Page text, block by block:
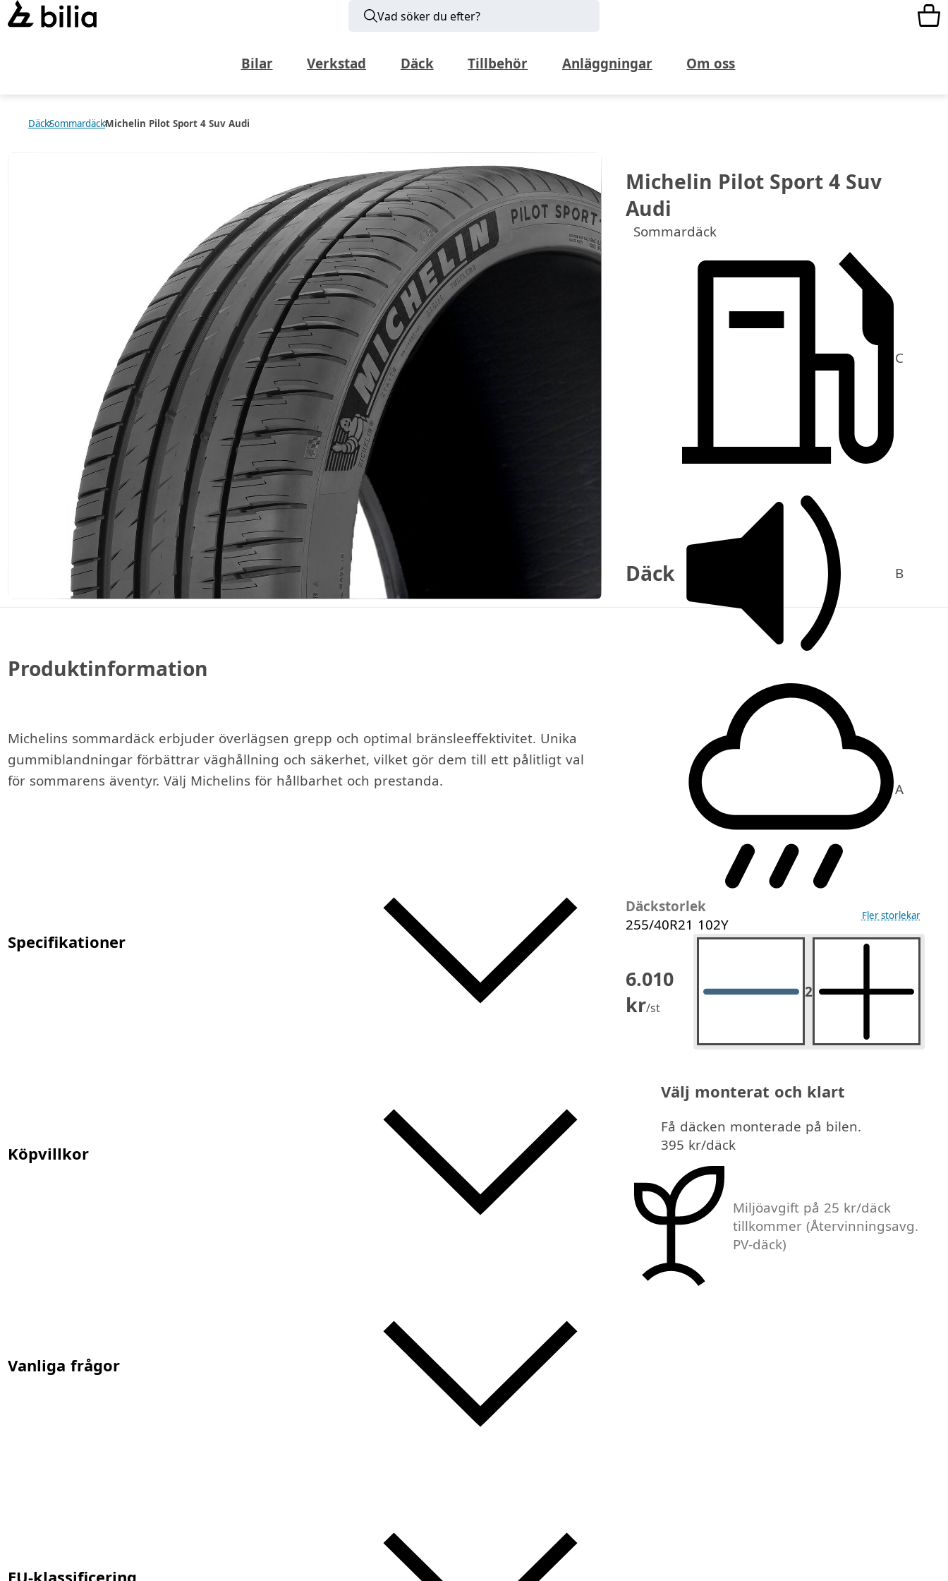
Vad söker du efter?
Bilar Verkstad Däck Tillbehör Anläggningar Om oss
DäckSommardäckMichelin Pilot Sport 4 Suv Audi
Michelin Pilot Sport 4 Suv
Audi
Sommardäck
Däck
C
B
A
Däckstorlek
255/40R21 102Y
Fler storlekar
6.010
kr/st
2 2st.
Välj monterat och klart
Få däcken monterade på bilen.
395 kr/däck
Miljöavgift på 25 kr/däck
tillkommer(Återvinningsavg.
PV-däck)
Produktinformation
Michelins sommardäck erbjuder överlägsen grepp och optimal bränsleeffektivitet. Unika
gummiblandningar förbättrar väghållning och säkerhet, vilket gör dem till ett pålitligt val
för sommarens äventyr. Välj Michelins för hållbarhet och prestanda.
Specifikationer
Köpvillkor
Vanliga frågor